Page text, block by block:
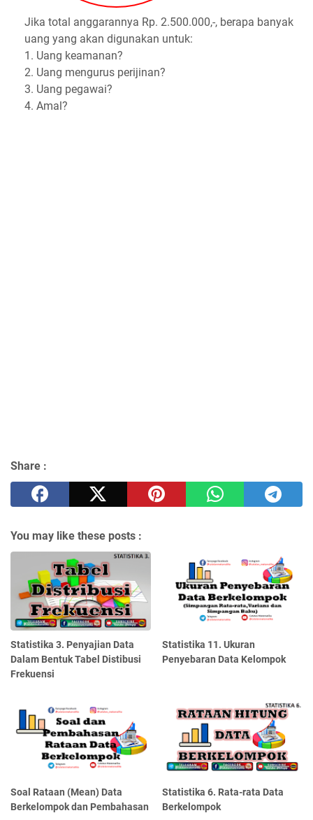
Jika total anggarannya Rp. 2.500.000,-, berapa banyak
uang yang akan digunakan untuk:
1. Uang keamanan?
2. Uang mengurus perijinan?
3. Uang pegawai?
4. Amal?
Share :
You may like these posts :
Statistika 3. Penyajian Data
Dalam Bentuk Tabel Distibusi
Frekuensi
Statistika 11. Ukuran
Penyebaran Data Kelompok
Soal Rataan (Mean) Data
Berkelompok dan Pembahasan
Statistika 6. Rata-rata Data
Berkelompok